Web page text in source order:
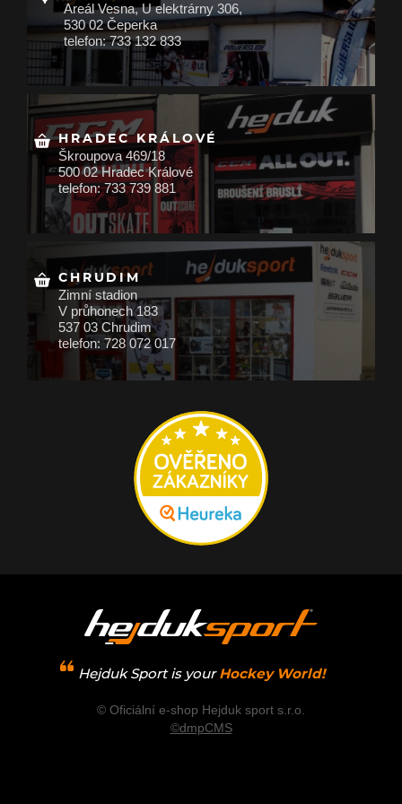
Areál Vesna, U elektrárny 306,
530 02 Čeperka
telefon: 733 132 833
HRADEC KRÁLOVÉ
Škroupova 469/18
500 02 Hradec Králové
telefon: 733 739 881
CHRUDIM
Zimní stadion
V průhonech 183
537 03 Chrudim
telefon: 728 072 017
Hejduk Sport is your Hockey World!
© Oficiální e-shop Hejduk sport s.r.o.
©dmpCMS